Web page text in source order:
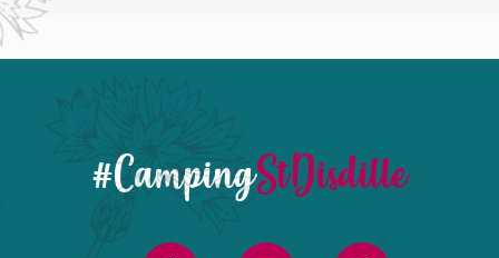
#CampingStDisdille